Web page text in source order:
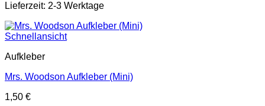
Lieferzeit: 2-3 Werktage
Schnellansicht
Aufkleber
Mrs. Woodson Aufkleber (Mini)
1,50 €